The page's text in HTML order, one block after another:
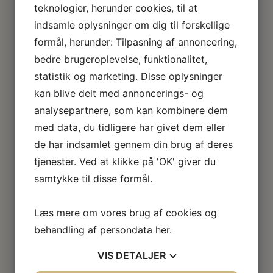
Det er også på denne tid af året, at solen skinner mest.
Juni til august er mere fugtige. I månederne fra juni til
oktober kan det regne let. Fra oktober til maj måned er
løst tøj passende til klimaet.
I Andes-højlandene er området domineret af
Andesbjergene, hvor Mount Huascan rager op i 6768
meters højde. Her veksler vejret meget gennem dagen
fra meget koldt om natten og i de tidlige morgentimer til
varmt om formiddagen.
Her anbefaler vi, at I tager tøj på, som I nemt kan skifte
alt efter temperaturen. Det er regntid fra december til
På vores rejser til Peru kan I opleve regnskoven
tropiske planter og buske og et af Perus største
teknologier, herunder cookies, til at
indsamle oplysninger om dig til forskellige
formål, herunder: Tilpasning af annoncering,
bedre brugeroplevelse, funktionalitet,
statistik og marketing. Disse oplysninger
kan blive delt med annoncerings- og
analysepartnere, som kan kombinere dem
med data, du tidligere har givet dem eller
de har indsamlet gennem din brug af deres
tjenester. Ved at klikke på 'OK' giver du
samtykke til disse formål.
Læs mere om vores brug af cookies og
behandling af persondata her.
VIS DETALJER